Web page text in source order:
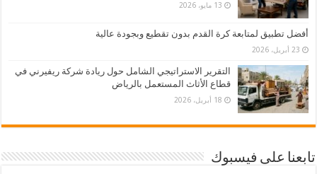
13 مايو، 2026
أفضل تطبيق لمتابعة كرة القدم بدون تقطيع وبجودة عالية
23 أبريل، 2026
التقرير الاستراتيجي الشامل حول ريادة شركة ريفيرني في
قطاع الأثاث المستعمل بالرياض
18 أبريل، 2026
تابعنا على فيسبوك